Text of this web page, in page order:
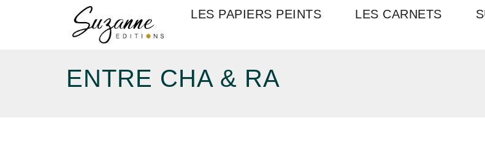
LES PAPIERS PEINTS LES CARNETS
ENTRE CHA & RA